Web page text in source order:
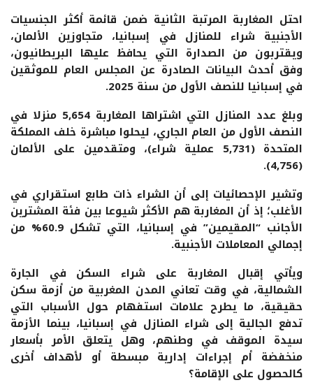
احتل المغاربة المرتبة الثانية ضمن قائمة أكثر الجنسيات
الأجنبية شراء للمنازل في إسبانيا، متجاوزين الألمان،
ويقتربون من الصدارة التي يحافظ عليها البريطانيون،
وفق أحدث البيانات الصادرة عن المجلس العام للموثقين
في إسبانيا للنصف الأول من سنة 2025.
وبلغ عدد المنازل التي اشتراها المغاربة 5,654 منزلا في
النصف الأول من العام الجاري، ليحلوا مباشرة خلف المملكة
المتحدة (5,731 عملية شراء)، ومتقدمين على الألمان
(4,756).
وتشير الإحصائيات إلى أن الشراء ذات طابع استقراري في
الأغلب؛ إذ أن المغاربة هم الأكثر شيوعا بين فئة المشترين
الأجانب “المقيمين” في إسبانيا، التي تشكل 60.9% من
إجمالي المعاملات الأجنبية.
ويأتي إقبال المغاربة على شراء السكن في الجارة
الشمالية، في وقت تعاني المدن المغربية من أزمة سكن
حقيقية، ما يطرح علامات استفهام حول الأسباب التي
تدفع الجالية إلى شراء المنازل في إسبانيا، بينما الأزمة
سيدة الموقف في وطنهم، وهل يتعلق الأمر بأسعار
منخفضة أم إجراءات إدارية مبسطة أو لأهداف أخرى
كالحصول على الإقامة؟